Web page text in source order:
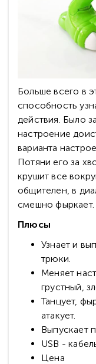
Больше всего в
способность
действия. Было
настроение
варианта
Потяни его за
крушит все
общителен, в
смешно фыркает.
Плюсы
Узнает и
трюки.
Меняет
грустный,
Танцует,
атакует.
Выпускает
USB -
Цена